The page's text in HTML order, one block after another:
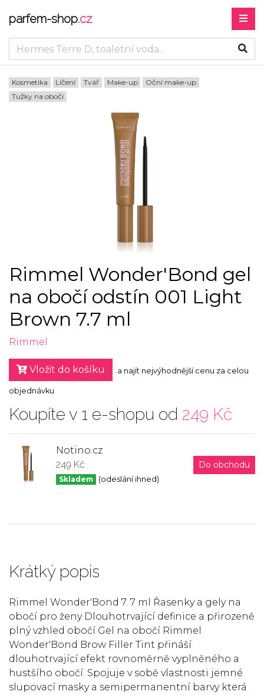
parfem-shop.cz
Kosmetika Líčení Tvář Make-up
Oční make-up
Tužky na obočí
Rimmel Wonder'Bond gel
na obočí odstín 001 Light
Brown 7.7 ml
Rimmel
Vložit do košíku a najít nejvýhodnější cenu za celou
objednávku
Koupíte v 1 e-shopu od 249 Kč
Notino.cz
249 Kč
Skladem (odeslání ihned)
Do obchodu
Krátký popis
Rimmel Wonder'Bond 7. 7 ml Řasenky a gely na
obočí pro ženy Dlouhotrvající definice a přirozeně
plný vzhled obočí Gel na obočí Rimmel
Wonder'Bond Brow Filler Tint přináší
dlouhotrvající efekt rovnoměrně vyplněného a
hustšího obočí. Spojuje v sobě vlastnosti jemné
slupovací masky a semipermanentní barvy která